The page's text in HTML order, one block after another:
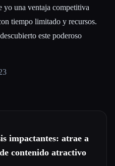
una ventaja competitiva
tiempo limitado y recursos.
este poderoso
impactantes: atrae a
contenido atractivo